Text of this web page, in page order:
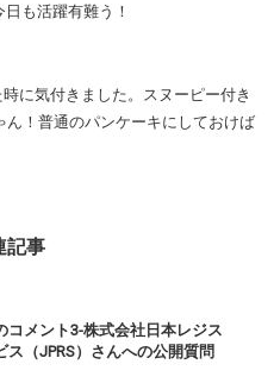
も活躍有難う！
に気付きました。スヌーピー付き
！普通のパンケーキにしておけば
記事
コメント3-株式会社日本レジス
ス（JPRS）さんへの公開質問